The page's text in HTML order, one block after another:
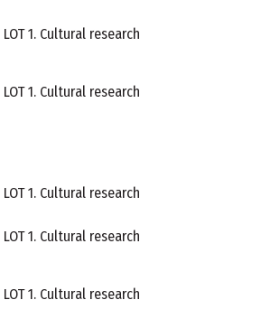
LOT 1. Cultural research
LOT 1. Cultural research
LOT 1. Cultural research
LOT 1. Cultural research
LOT 1. Cultural research